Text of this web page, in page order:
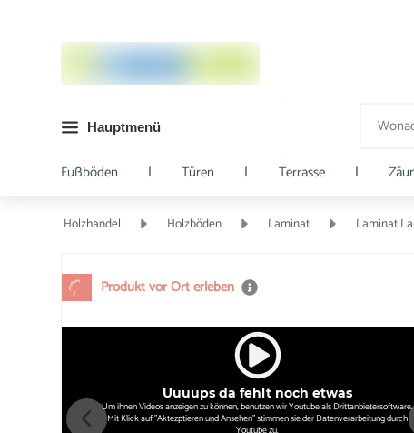
Hauptmenü
Fußböden | Türen | Terrasse |
Holzhandel Holzböden Laminat Laminat
Produkt vor Ort erleben
Uuuups da fehlt noch etwas
Um ihnen Videos anzeigen zu können, benutzen wir Youtube als Drittanbietersoftware.
Mit Klick auf "Aktezptieren und Ansehen" stimmen sie der Datenverarbeitung durch